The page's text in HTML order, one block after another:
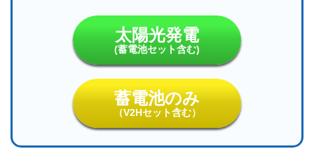
太陽光発電
(蓄電池セット含む)
蓄電池のみ
（V2Hセット含む）